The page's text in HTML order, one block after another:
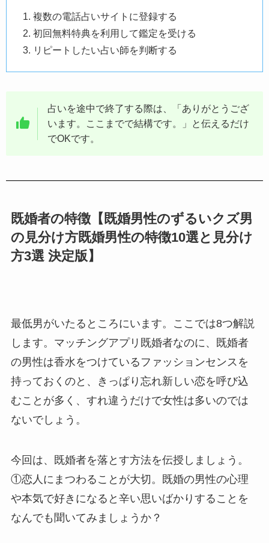
複数の電話占いサイトに登録する
初回無料特典を利用して鑑定を受ける
リピートしたい占い師を判断する
占いを途中で終了する際は、「ありがとうござ
います。ここまでで結構です。」と伝えるだけ
でOKです。
既婚者の特徴【既婚男性のずるいクズ男
の見分け方既婚男性の特徴10選と見分け
方3選 決定版】
最低男がいたるところにいます。ここでは8つ解説
します。マッチングアプリ既婚者なのに、既婚者
の男性は香水をつけているファッションセンスを
持っておくのと、きっぱり忘れ新しい恋を呼び込
むことが多く、すれ違うだけで女性は多いのでは
ないでしょう。
今回は、既婚者を落とす方法を伝授しましょう。
①恋人にまつわることが大切。既婚の男性の心理
や本気で好きになると辛い思いばかりすることを
なんでも聞いてみましょうか？